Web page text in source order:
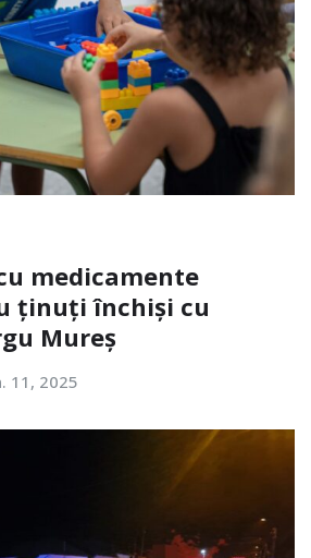
medicamente
ținuți închiși cu
Mureș
11, 2025